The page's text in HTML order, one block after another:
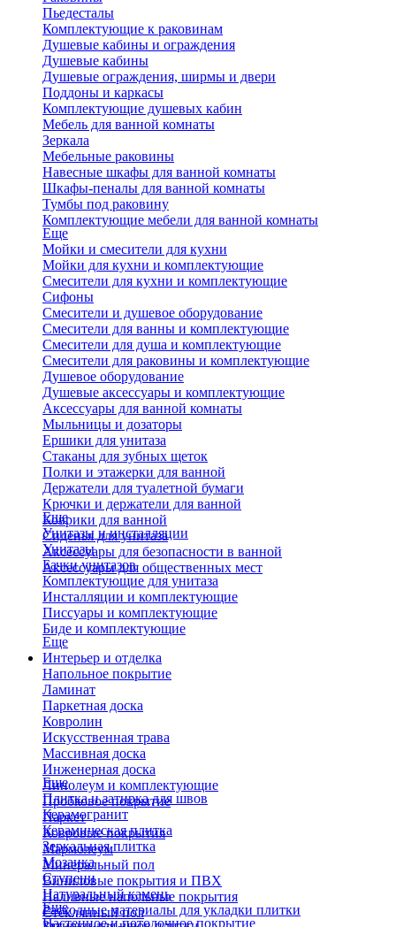
Пьедесталы
Комплектующие к раковинам
Душевые кабины и ограждения
Душевые кабины
Душевые ограждения, ширмы и двери
Поддоны и каркасы
Комплектующие душевых кабин
Мебель для ванной комнаты
Зеркала
Мебельные раковины
Навесные шкафы для ванной комнаты
Шкафы-пеналы для ванной комнаты
Тумбы под раковину
Комплектующие мебели для ванной комнаты
Еще
Мойки и смесители для кухни
Мойки для кухни и комплектующие
Смесители для кухни и комплектующие
Сифоны
Смесители и душевое оборудование
Смесители для ванны и комплектующие
Смесители для душа и комплектующие
Смесители для раковины и комплектующие
Душевое оборудование
Душевые аксессуары и комплектующие
Аксессуары для ванной комнаты
Мыльницы и дозаторы
Ершики для унитаза
Стаканы для зубных щеток
Полки и этажерки для ванной
Держатели для туалетной бумаги
Крючки и держатели для ванной
Коврики для ванной
Сиденья для унитаза
Аксессуары для безопасности в ванной
Аксессуары для общественных мест
Еще
Унитазы и инсталляции
Унитазы
Бачки унитазов
Комплектующие для унитаза
Инсталляции и комплектующие
Писсуары и комплектующие
Биде и комплектующие
Еще
Интерьер и отделка
Напольное покрытие
Ламинат
Паркетная доска
Ковролин
Искусственная трава
Массивная доска
Инженерная доска
Линолеум и комплектующие
Пробковое покрытие
Паркет
Ковровые покрытия
Мармолеум
Минеральный пол
Виниловые покрытия и ПВХ
Наливные напольные покрытия
Стеклянный пол
Еще
Плитка и затирка для швов
Керамогранит
Керамическая плитка
Зеркальная плитка
Мозаика
Ступени
Натуральный камень
Расходные материалы для укладки плитки
Еще
Настенное и потолочное покрытие